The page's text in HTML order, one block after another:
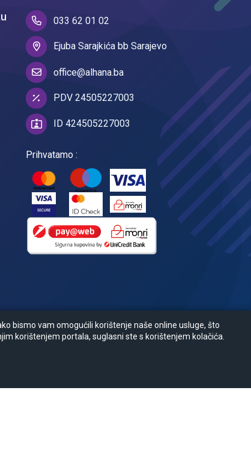
033 62 01 02
Ejuba Sarajkića bb Sarajevo
office@alhana.ba
PDV 24505227003
ID 424505227003
Prihvatamo :
bismo vam omogućili korištenje naše online usluge, što
korištenjem portala, suglasni ste s korištenjem kolačića.